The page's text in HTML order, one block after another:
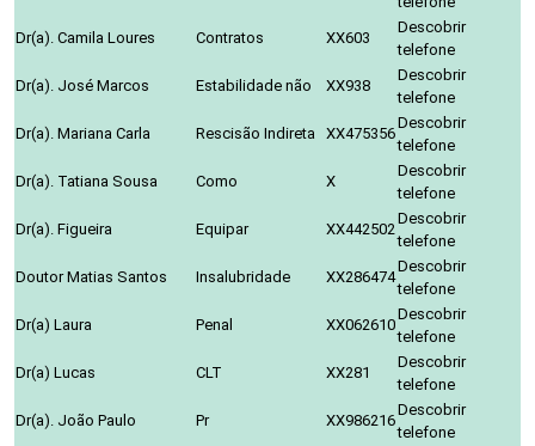
Dr(a). Camila Loures
Contratos XX603
Descobrir
telefone
Dr(a). José Marcos
Estabilidade não XX938
Descobrir
telefone
Dr(a). Mariana Carla
Rescisão Indireta XX475356
Descobrir
telefone
Dr(a). Tatiana Sousa
Como X
Descobrir
telefone
Dr(a). Figueira
Equipar XX442502
Descobrir
telefone
Doutor Matias Santos
Insalubridade XX286474
Descobrir
telefone
Dr(a) Laura
Penal XX062610
Descobrir
telefone
Dr(a) Lucas
CLT XX281
Descobrir
telefone
Dr(a). João Paulo
Pr XX986216
Descobrir
telefone